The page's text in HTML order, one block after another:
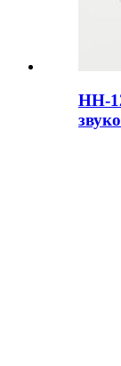
HH-